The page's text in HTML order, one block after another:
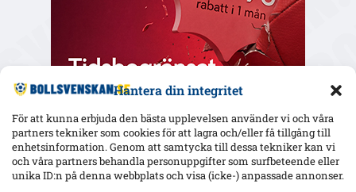
Hantera din integritet
För att kunna erbjuda den bästa upplevelsen använder vi och våra
partners tekniker som cookies för att lagra och/eller få tillgång till
enhetsinformation. Genom att samtycka till dessa tekniker kan vi
och våra partners behandla personuppgifter som surfbeteende eller
unika ID:n på denna webbplats och visa (icke-) anpassade annonser.
Senaste